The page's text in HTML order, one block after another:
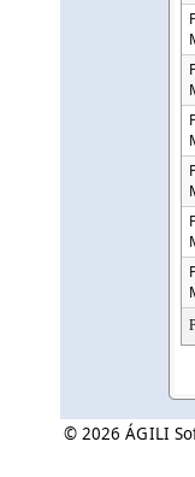
© 2026 ÁGILI